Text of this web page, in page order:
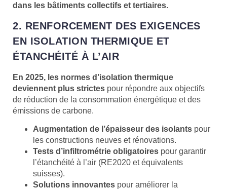
dans les bâtiments collectifs et tertiaires.
2. RENFORCEMENT DES EXIGENCES
EN ISOLATION THERMIQUE ET
ÉTANCHÉITÉ À L’AIR
En 2025, les normes d’isolation thermique
deviennent plus strictes pour répondre aux objectifs
de réduction de la consommation énergétique et des
émissions de carbone.
Augmentation de l’épaisseur des isolants pour
les constructions neuves et rénovations.
Tests d’infiltrométrie obligatoires pour garantir
l’étanchéité à l’air (RE2020 et équivalents
suisses).
Solutions innovantes pour améliorer la